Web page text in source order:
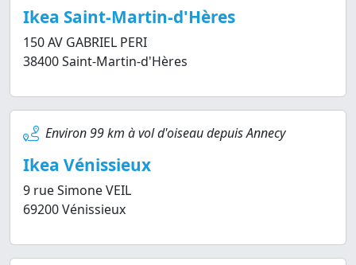
Ikea Saint-Martin-d'Hères
150 AV GABRIEL PERI
38400 Saint-Martin-d'Hères
Environ 99 km à vol d'oiseau depuis Annecy
Ikea Vénissieux
9 rue Simone VEIL
69200 Vénissieux